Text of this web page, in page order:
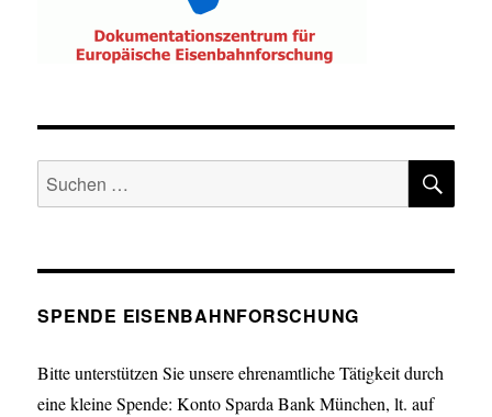
Suche
nach:
SPENDE EISENBAHNFORSCHUNG
Bitte unterstützen Sie unsere ehrenamtliche Tätigkeit durch
eine kleine Spende: Konto Sparda Bank München, lt. auf